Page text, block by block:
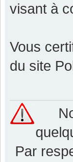
visant à
Vous
du site
Par